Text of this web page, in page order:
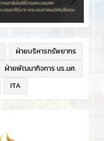
ฝ่ายบริหารทรัพยากร
ฝ่ายพัฒนากิจการ นร.นศ.
ITA